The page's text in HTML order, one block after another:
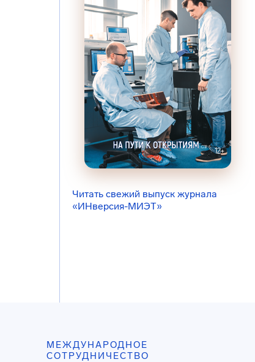
Читать свежий выпуск журнала
«ИНверсия-МИЭТ»
МЕЖДУНАРОДНОЕ
СОТРУДНИЧЕСТВО